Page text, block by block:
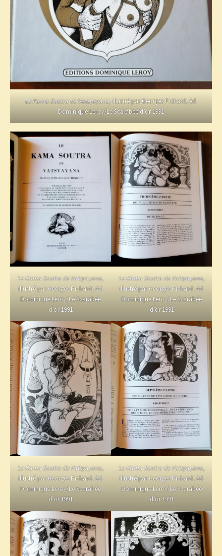
Le Kama Soutra de Vatsyayana, illustré par Georges Pichard, éd.
Dominique Leroy/Le Scarabée d’or 1991
Le Kama Soutra de Vatsyayana,
illustré par Georges Pichard, éd.
Dominique Leroy/Le Scarabée
d’or 1991
Le Kama Soutra de Vatsyayana,
illustré par Georges Pichard, éd.
Dominique Leroy/Le Scarabée
d’or 1991
Le Kama Soutra de Vatsyayana,
illustré par Georges Pichard, éd.
Dominique Leroy/Le Scarabée
d’or 1991
Le Kama Soutra de Vatsyayana,
illustré par Georges Pichard, éd.
Dominique Leroy/Le Scarabée
d’or 1991